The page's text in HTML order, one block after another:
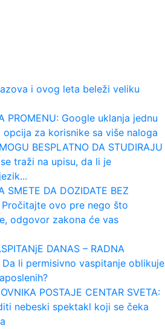
br. 26: Plejlista za
D....
tokom noći i ranog jutra
izlaze ...
dan, 9. avgust
ZA HETAFE PRED
igrač završio sezon...
Barselone ide u Los
pasoš usred odmora?
su koraci koj...
DJ zvezde stižu u Sarajevo
Fedde...
i ovog leta beleži veliku
PROMENU: Google uklanja jednu
za korisnike sa više naloga
BESPLATNO DA STUDIRAJU
traži na upisu, da li je
SMETE DA DOZIDATE BEZ
Pročitajte ovo pre nego što
odgovor zakona će vas
DANAS – RADNA
Da li permisivno vaspitanje oblikuje
POSTAJE CENTAR SVETA:
nebeski spektakl koji se čeka